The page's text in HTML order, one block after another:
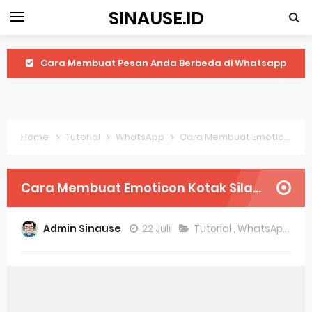
SINAUSE.ID
Cara Membuat Pesan Anda Berbeda di Whatsapp
Harga Laptop Acer Windows 10
Keytweak Windows 10
Home Tutorial WhatsApp Cara Membuat Emoticon Kotak Silang di Whatsapp
Cara Membuat Emoticon Kotak Silang di Whatsapp
Admin Sinause 22 Juli Tutorial , WhatsApp